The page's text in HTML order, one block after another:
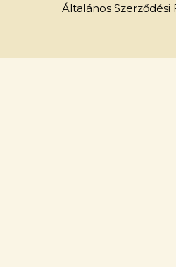
Általános